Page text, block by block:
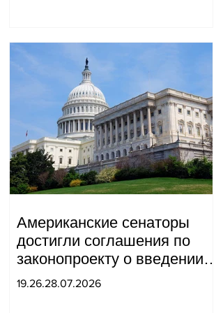
Американские сенаторы
достигли соглашения по
законопроекту о введении
новых санкций против
19.26.28.07.2026